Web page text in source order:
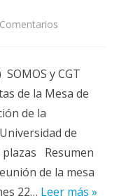
Comentarios
y CGT
de la Mesa de
de la
de
plazas Resumen
de la mesa
22… Leer más »